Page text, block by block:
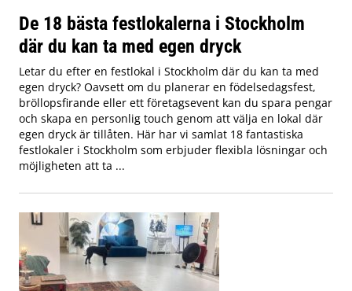
De 18 bästa festlokalerna i Stockholm
där du kan ta med egen dryck
Letar du efter en festlokal i Stockholm där du kan ta med
egen dryck? Oavsett om du planerar en födelsedagsfest,
bröllopsfirande eller ett företagsevent kan du spara pengar
och skapa en personlig touch genom att välja en lokal där
egen dryck är tillåten. Här har vi samlat 18 fantastiska
festlokaler i Stockholm som erbjuder flexibla lösningar och
möjligheten att ta ...